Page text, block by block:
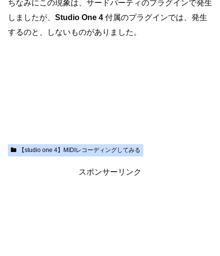
ちなみにこの現象は、サードパーティのプラグインで発生
しましたが、 Studio One 4 付属のプラグインでは、発生
するのと、しないものがありました。
【studio one 4】MIDIレコーディングしてみる
スポンサーリンク